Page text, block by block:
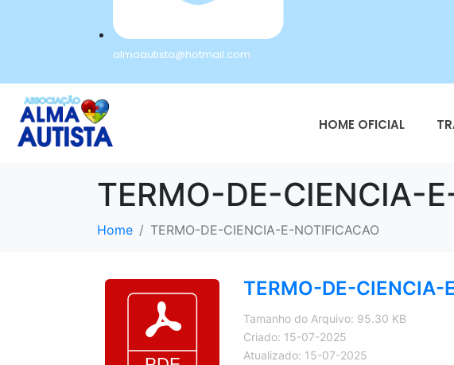
almaautista@hotmail.com
HOME OFICIAL
TERMO-DE-CIENCIA-
Home TERMO-DE-CIENCIA-E-NOTIFICACAO
TERMO-DE-CIENCIA-
Tamanho do Arquivo: 95.30 KB
Criado: 15-07-2025
Atualizado: 15-07-2025